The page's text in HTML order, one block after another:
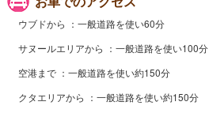
ウブドから
一般道路を使い60分
サヌールエリアから
一般道路を使い100分
空港まで
一般道路を使い約150分
クタエリアから
一般道路を使い約150分